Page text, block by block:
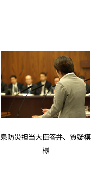
泉防災担当大臣答弁、質疑模
様